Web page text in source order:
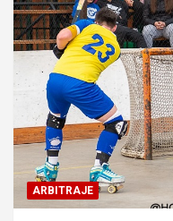
ARBITRAJE